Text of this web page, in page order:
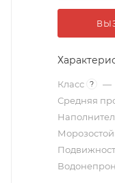
Класс ? —
Средняя